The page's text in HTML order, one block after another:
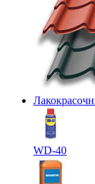
WD-40